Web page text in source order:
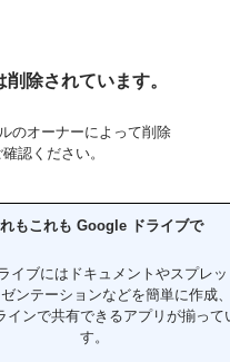
除されています。
のオーナーによって削除
認ください。
もこれも Google ドライブで
イブにはドキュメントやスプレ
ンテーションなどを簡単に作成
インで共有できるアプリが揃って
す。